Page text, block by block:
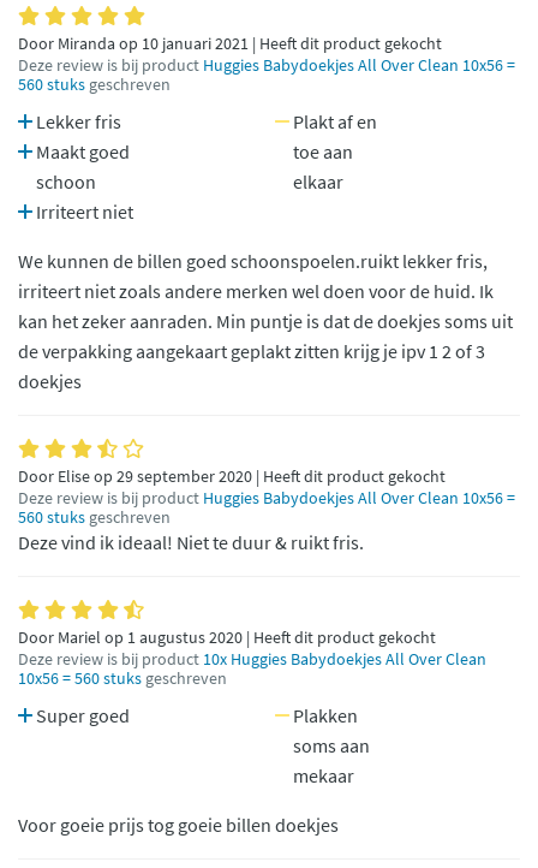
Door Miranda op 10 januari 2021 | Heeft dit product gekocht
Deze review is bij product Huggies Babydoekjes All Over Clean 10x56 =
560 stuks geschreven
Lekker fris
Maakt goed
schoon
Irriteert niet
Plakt af en
toe aan
elkaar
We kunnen de billen goed schoonspoelen.ruikt lekker fris,
irriteert niet zoals andere merken wel doen voor de huid. Ik
kan het zeker aanraden. Min puntje is dat de doekjes soms uit
de verpakking aangekaart geplakt zitten krijg je ipv 1 2 of 3
doekjes
Door Elise op 29 september 2020 | Heeft dit product gekocht
Deze review is bij product Huggies Babydoekjes All Over Clean 10x56 =
560 stuks geschreven
Deze vind ik ideaal! Niet te duur & ruikt fris.
Door Mariel op 1 augustus 2020 | Heeft dit product gekocht
Deze review is bij product 10x Huggies Babydoekjes All Over Clean
10x56 = 560 stuks geschreven
Super goed
Plakken
soms aan
mekaar
Voor goeie prijs tog goeie billen doekjes